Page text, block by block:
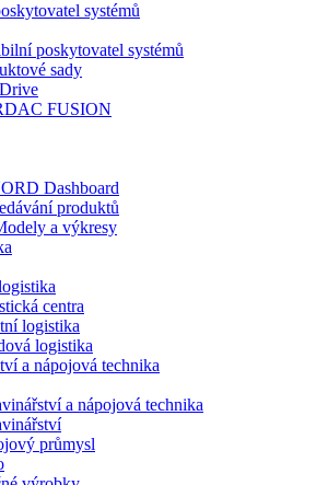
systémů
poskytovatel systémů
sady
FUSION
Dashboard
produktů
a výkresy
centra
logistika
logistika
a nápojová technika
a nápojová technika
průmysl